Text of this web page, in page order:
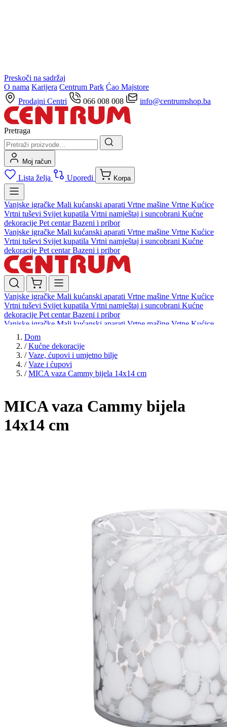
Preskoči na sadržaj
O nama Karijera Centrum Park Ćao Majstore
Prodajni Centri
066 008 008 info@centrumshop.ba
Pretraga
Moj račun
Lista želja Uporedi Korpa
Vanjske igračke Mali kućanski aparati Vrtne mašine Vrtne Kućice
Vrtni tuševi Svijet kupatila Vrtni namještaj i suncobrani Kućne
dekoracije Pet centarBazeni i pribor
Vanjske igračke Mali kućanski aparati Vrtne mašine Vrtne Kućice
Vrtni tuševi Svijet kupatila Vrtni namještaj i suncobrani Kućne
dekoracije Pet centarBazeni i pribor
Vanjske igračke Mali kućanski aparati Vrtne mašine Vrtne Kućice
Vrtni tuševi Svijet kupatila Vrtni namještaj i suncobrani Kućne
dekoracije Pet centarBazeni i pribor
Vanjske igračke Mali kućanski aparati Vrtne mašine Vrtne Kućice
Vrtni tuševi
dekoracijePet centar Bazeni i pribor
Dom
/ Kućne dekoracije
/ Vaze, ćupovi i umjetno bilje
/ Vaze i ćupovi
/ MICA vaza Cammy bijela 14x14 cm
MICA vaza Cammy bijela
14x14 cm